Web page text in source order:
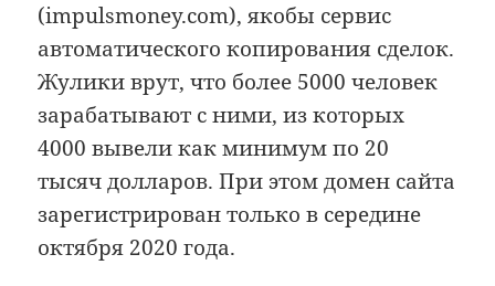
(impulsmoney.com), якобы сервис
автоматического копирования сделок.
Жулики врут, что более 5000 человек
зaрaбaтывaют с ними, из которых
4000 вывели как минимум по 20
тысяч долларов. При этом домен сайта
зарегистрирован только в середине
октября 2020 года.